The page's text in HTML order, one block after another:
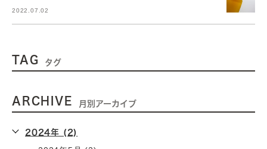
2022.07.02
TAG タグ
ARCHIVE 月別アーカイブ
2024年 (2)